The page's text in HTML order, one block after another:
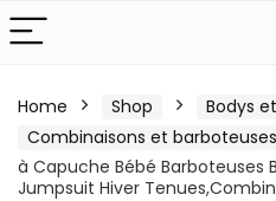
Home Shop
Bodys
Combinaisons et barboteuses
à Capuche Bébé Barboteuses
Jumpsuit Hiver